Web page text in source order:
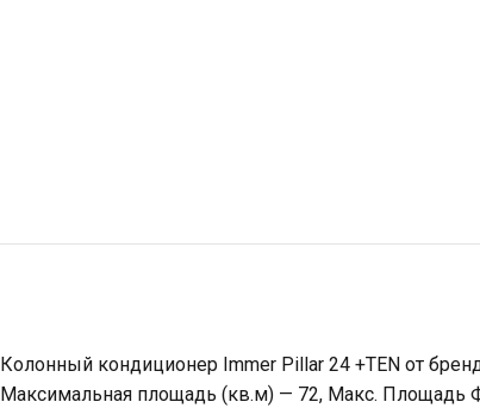
Колонный кондиционер Immer Pillar 24 +TEN от
Максимальная площадь (кв.м) — 72, Макс. Площадь